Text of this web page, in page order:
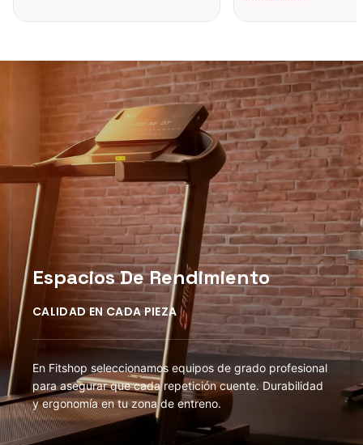
Espacios De Rendimiento
CALIDAD EN CADA PIEZA
En Fitshop seleccionamos equipos de grado profesional
para asegurar que cada repetición cuente. Durabilidad
y ergonomía en tu zona de entreno.